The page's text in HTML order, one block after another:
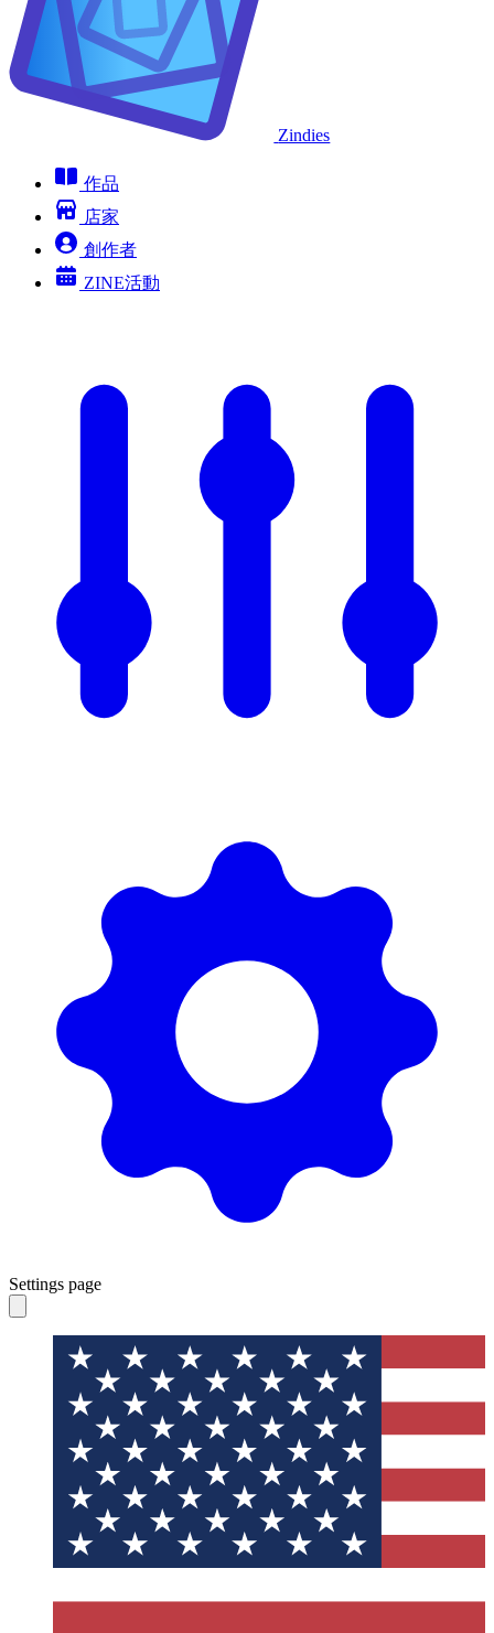
Zindies
作品
店家
創作者
ZINE活動
Settings page